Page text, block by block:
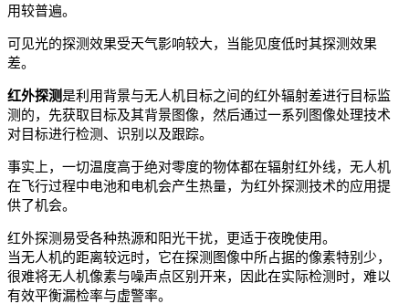
用较普遍。
可见光的探测效果受天气影响较大，当能见度低时其探测效果
差。
红外探测是利用背景与无人机目标之间的红外辐射差进行目标监
测的，先获取目标及其背景图像，然后通过一系列图像处理技术
对目标进行检测、识别以及跟踪。
事实上，一切温度高于绝对零度的物体都在辐射红外线，无人机
在飞行过程中电池和电机会产生热量，为红外探测技术的应用提
供了机会。
红外探测易受各种热源和阳光干扰，更适于夜晚使用。
当无人机的距离较远时，它在探测图像中所占据的像素特别少，
很难将无人机像素与噪声点区别开来，因此在实际检测时，难以
有效平衡漏检率与虚警率。